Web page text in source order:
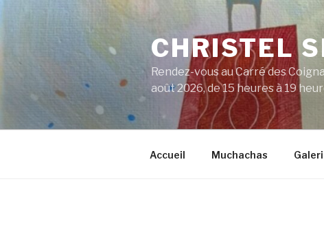
CHRISTEL
Rendez-vous au Carré des
août 2026, de 15 heures à 19
Accueil Muchachas